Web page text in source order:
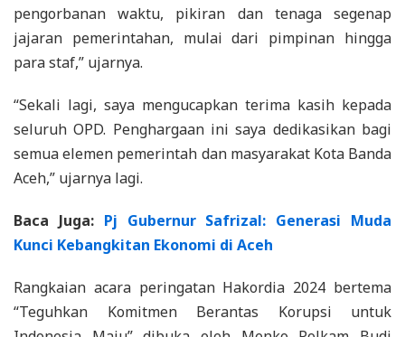
pengorbanan waktu, pikiran dan tenaga segenap
jajaran pemerintahan, mulai dari pimpinan hingga
para staf,” ujarnya.
“Sekali lagi, saya mengucapkan terima kasih kepada
seluruh OPD. Penghargaan ini saya dedikasikan bagi
semua elemen pemerintah dan masyarakat Kota Banda
Aceh,” ujarnya lagi.
Baca Juga: Pj Gubernur Safrizal: Generasi Muda
Kunci Kebangkitan Ekonomi di Aceh
Rangkaian acara peringatan Hakordia 2024 bertema
“Teguhkan Komitmen Berantas Korupsi untuk